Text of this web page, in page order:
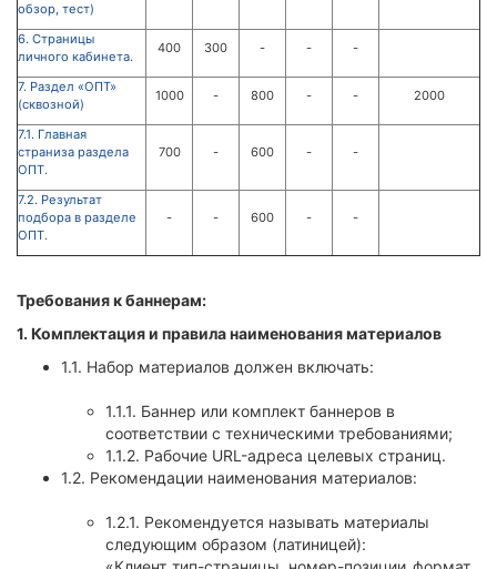
обзор, тест)
6. Страницы
личного кабинета.
400 300 - - -
7. Раздел «ОПТ»
(сквозной)
1000 - 800 - - 2000
7.1. Главная
страниза раздела
ОПТ.
700 - 600 - -
7.2. Результат
подбора в разделе
ОПТ.
- - 600 - -
Требования к баннерам:
1. Комплектация и правила наименования материалов
1.1. Набор материалов должен включать:
1.1.1. Баннер или комплект баннеров в
соответствии с техническими требованиями;
1.1.2. Рабочие URL-адреса целевых страниц.
1.2. Рекомендации наименования материалов:
1.2.1. Рекомендуется называть материалы
следующим образом (латиницей):